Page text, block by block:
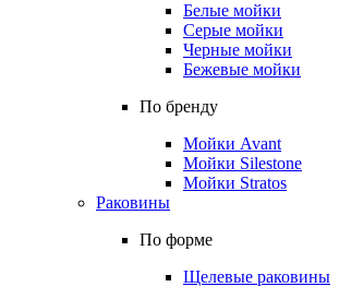
Белые мойки
Серые мойки
Черные мойки
Бежевые мойки
По бренду
Мойки Avant
Мойки Silestone
Мойки Stratos
Раковины
По форме
Щелевые раковины